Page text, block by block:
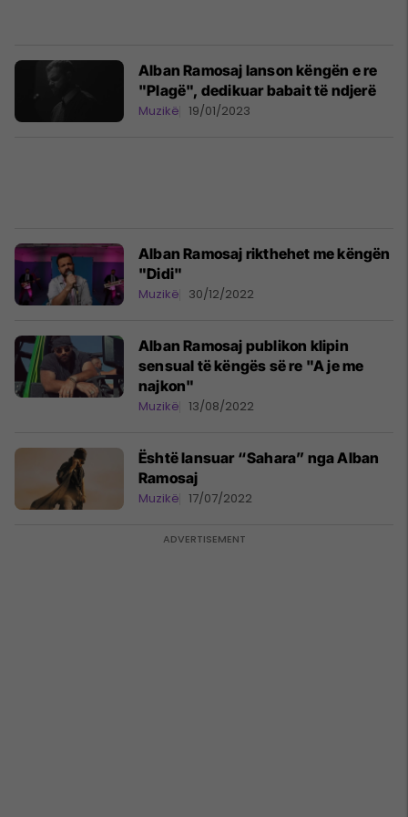
Alban Ramosaj lanson këngën e re
"Plagë", dedikuar babait të ndjerë
Muzikë 19/01/2023
Alban Ramosaj rikthehet me këngën
"Didi"
Muzikë 30/12/2022
Alban Ramosaj publikon klipin
sensual të këngës së re "A je me
najkon"
Muzikë 13/08/2022
Është lansuar “Sahara” nga Alban
Ramosaj
Muzikë 17/07/2022